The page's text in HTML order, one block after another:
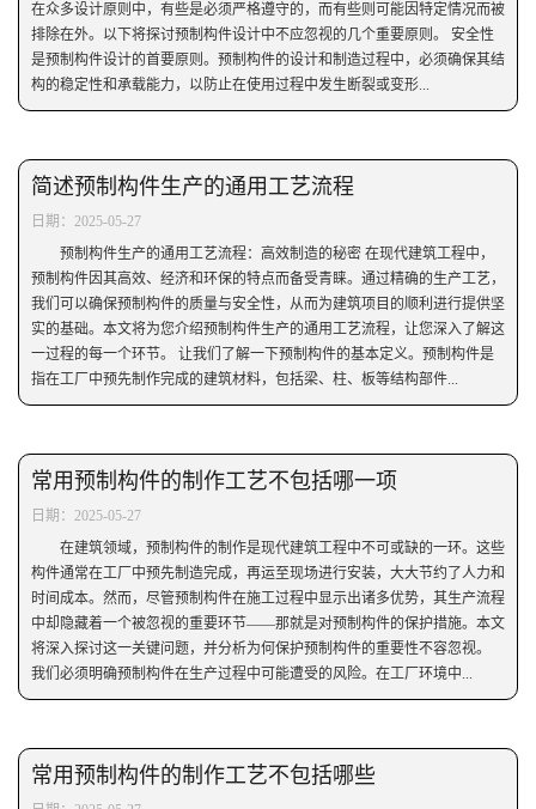
在众多设计原则中，有些是必须严格遵守的，而有些则可能因特定情况而被
排除在外。以下将探讨预制构件设计中不应忽视的几个重要原则。 安全性
是预制构件设计的首要原则。预制构件的设计和制造过程中，必须确保其结
构的稳定性和承载能力，以防止在使用过程中发生断裂或变形...
简述预制构件生产的通用工艺流程
日期：2025-05-27
预制构件生产的通用工艺流程：高效制造的秘密 在现代建筑工程中，
预制构件因其高效、经济和环保的特点而备受青睐。通过精确的生产工艺，
我们可以确保预制构件的质量与安全性，从而为建筑项目的顺利进行提供坚
实的基础。本文将为您介绍预制构件生产的通用工艺流程，让您深入了解这
一过程的每一个环节。 让我们了解一下预制构件的基本定义。预制构件是
指在工厂中预先制作完成的建筑材料，包括梁、柱、板等结构部件...
常用预制构件的制作工艺不包括哪一项
日期：2025-05-27
在建筑领域，预制构件的制作是现代建筑工程中不可或缺的一环。这些
构件通常在工厂中预先制造完成，再运至现场进行安装，大大节约了人力和
时间成本。然而，尽管预制构件在施工过程中显示出诸多优势，其生产流程
中却隐藏着一个被忽视的重要环节——那就是对预制构件的保护措施。本文
将深入探讨这一关键问题，并分析为何保护预制构件的重要性不容忽视。
我们必须明确预制构件在生产过程中可能遭受的风险。在工厂环境中...
常用预制构件的制作工艺不包括哪些